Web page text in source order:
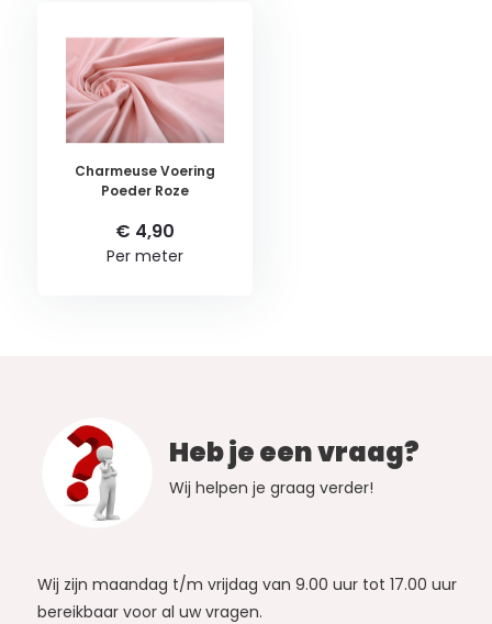
Charmeuse Voering
Poeder Roze
€ 4,90
Per meter
Heb je een vraag?
Wij helpen je graag verder!
Wij zijn maandag t/m vrijdag van 9.00 uur tot 17.00 uur
bereikbaar voor al uw vragen.